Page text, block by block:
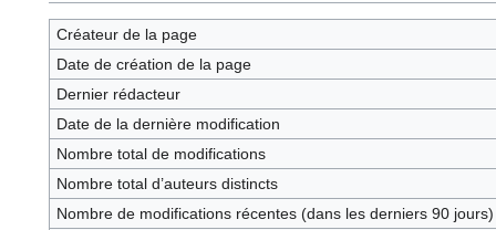
Créateur de la page
Date de création de la page
Dernier rédacteur
Date de la dernière modification
Nombre total de modifications
Nombre total d’auteurs distincts
Nombre de modifications récentes (dans les derniers 90 jours)